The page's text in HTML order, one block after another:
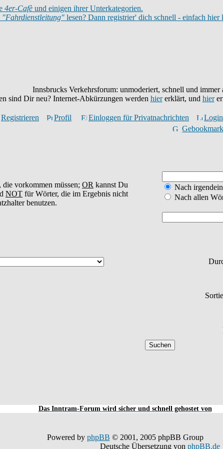
4er-Cafè und einigen ihrer Unterkategorien.
"Fahrdienstleitung" lesen? Dann registrier' dich schnell - einfach hier
Innsbrucks Verkehrsforum: unmoderiert, schnell und immer
sind Dir neu? Internet-Abkürzungen werden hiererklärt, und hier
Registrieren Profil Einloggen für Privatnachrichten
Login
vorkommen müssen; OR kannst Du
NOT für Wörter, die im Ergebnis nicht
benutzen.
Nach
Nach allen
Das Inntram-Forum wird sicher und schnell gehostet von
Powered by phpBB © 2001, 2005 phpBB Group
Deutsche Übersetzung von phpBB.de